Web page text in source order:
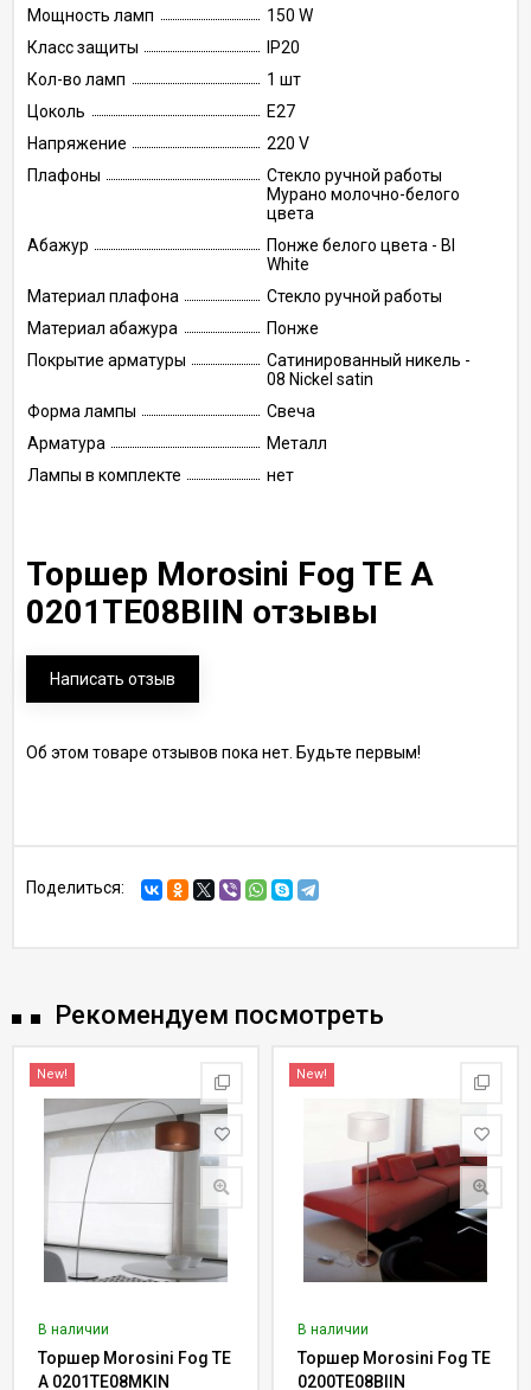
Мощность ламп
150 W
Класс защиты
IP20
Кол-во ламп
1 шт
Цоколь
E27
Напряжение
220 V
Плафоны
Стекло ручной работы
Мурано молочно-белого
цвета
Абажур
Понже белого цвета - BI
White
Материал плафона
Стекло ручной работы
Материал абажура
Понже
Покрытие арматуры
Сатинированный никель -
08 Nickel satin
Форма лампы
Свеча
Арматура
Металл
Лампы в комплекте
нет
Торшер Morosini Fog TE A
0201TE08BIIN отзывы
Написать отзыв
Об этом товаре отзывов пока нет. Будьте первым!
Поделиться:
Рекомендуем посмотреть
New!
В наличии
Торшер Morosini Fog TE
A 0201TE08MKIN
New!
В наличии
Торшер Morosini Fog TE
0200TE08BIIN